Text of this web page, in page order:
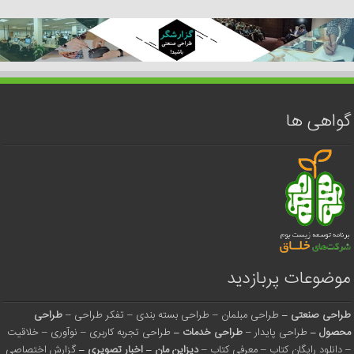
گواهی ها
موضوعات پربازدید
طراحی صنعتی – طراحی مبلمان – طراحی بسته بندی – تفکر طراحی –طراحی
محصول– طراحی پایدار–طراحی خدمات – طراحی تجربه کاربری – نوآوری –خلاقیت
–دانلود رایگان کتاب –معرفی کتاب –دیزاین مان –اخبار تصویری –گزارش اختصاصی